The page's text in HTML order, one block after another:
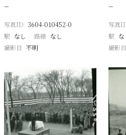
−
写真ID 3604-010452-0
駅 なし 路線 なし
撮影日 不明
−
写真
駅 な
撮影日